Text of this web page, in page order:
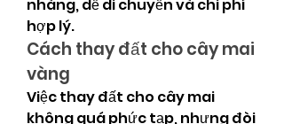
nhàng, dễ di chuyển và chi phí
hợp lý.
Cách thay đất cho cây mai
vàng
Việc thay đất cho cây mai
không quá phức tạp, nhưng đòi